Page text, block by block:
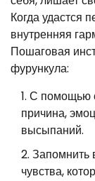
Когда удастся
внутренняя
Пошаговая
фурункула:
С помощью
причина,
высыпаний.
Запомнить
чувства,